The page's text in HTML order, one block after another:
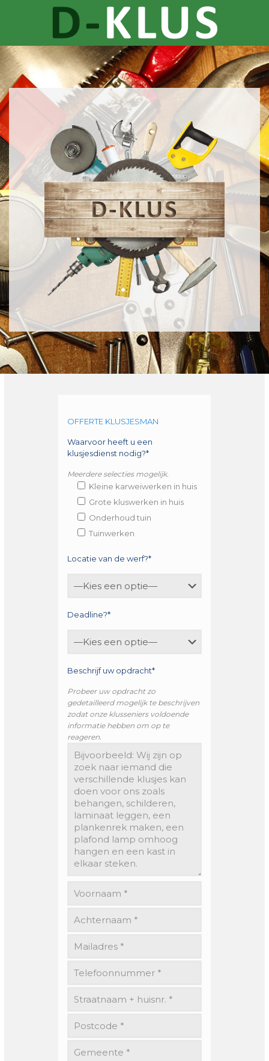
OFFERTE KLUSJESMAN
Waarvoor heeft u een
klusjesdienst nodig?*
Meerdere selecties mogelijk.
Kleine karweiwerken in huis
Grote kluswerken in huis
Onderhoud tuin
Tuinwerken
Locatie van de werf?*
Deadline?*
Beschrijf uw opdracht*
Probeer uw opdracht zo
gedetailleerd mogelijk te beschrijven
zodat onze klusseniers voldoende
informatie hebben om op te
reageren.